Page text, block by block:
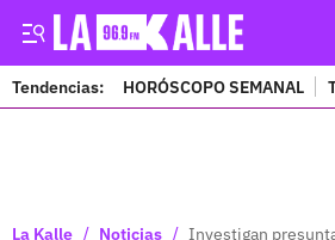
Tendencias: HORÓSCOPO SEMANAL
La Kalle / Noticias / Investigan